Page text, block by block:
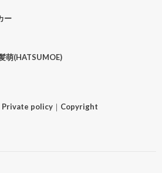
ー
萌(HATSUMOE)
Private policy｜ Copyright